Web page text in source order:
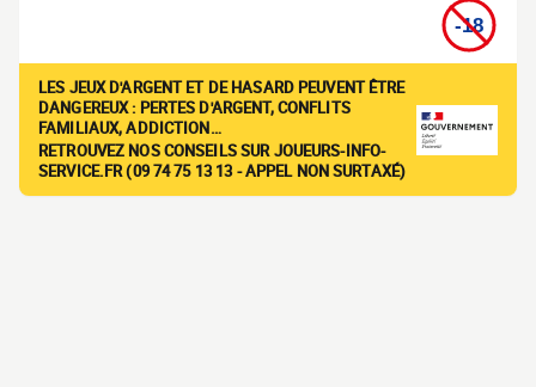
LES JEUX D'ARGENT ET DE HASARD PEUVENT ÊTRE
DANGEREUX : PERTES D'ARGENT, CONFLITS
FAMILIAUX, ADDICTION…
RETROUVEZ NOS CONSEILS SUR JOUEURS-INFO-
SERVICE.FR (09 74 75 13 13 - APPEL NON SURTAXÉ)